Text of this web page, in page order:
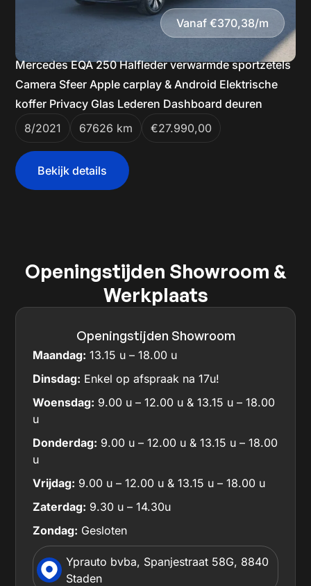
Vanaf €370,38/m
Mercedes EQA 250 Halfleder verwarmde sportzetels
Camera Sfeer Apple carplay & Android Elektrische
koffer Privacy Glas Lederen Dashboard deuren
8/2021
67626 km €27.990,00
Bekijk details
Openingstijden Showroom &
Werkplaats
Openingstijden Showroom
Maandag: 13.15 u – 18.00 u
Dinsdag: Enkel op afspraak na 17u!
Woensdag: 9.00 u – 12.00 u & 13.15 u – 18.00
u
Donderdag: 9.00 u – 12.00 u & 13.15 u – 18.00
u
Vrijdag: 9.00 u – 12.00 u & 13.15 u – 18.00 u
Zaterdag: 9.30 u – 14.30u
Zondag: Gesloten
Yprauto bvba, Spanjestraat 58G, 8840
Staden